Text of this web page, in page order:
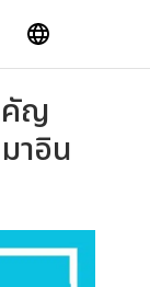
คัญ
าอิน